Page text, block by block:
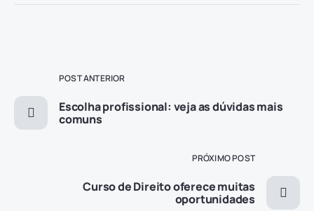
POST ANTERIOR
Escolha profissional: veja as dúvidas mais
comuns
PRÓXIMO POST
Curso de Direito oferece muitas
oportunidades